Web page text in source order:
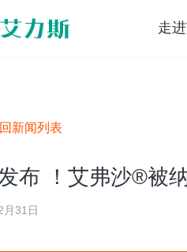
走
新闻列表
布 ！艾弗沙®被
月31日